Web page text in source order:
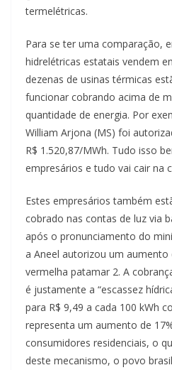
termelétricas.
Para se ter uma comparação,
hidrelétricas estatais vendem
dezenas de usinas térmicas
funcionar cobrando acima de
quantidade de energia. Por
William Arjona (MS) foi
R$ 1.520,87/MWh. Tudo isso
empresários e tudo vai cair na
Estes empresários também
cobrado nas contas de luz via
após o pronunciamento do
a Aneel autorizou um aumento
vermelha patamar 2. A
é justamente a “escassez
para R$ 9,49 a cada 100 kWh
representa um aumento de
consumidores residenciais, o
deste mecanismo, o povo